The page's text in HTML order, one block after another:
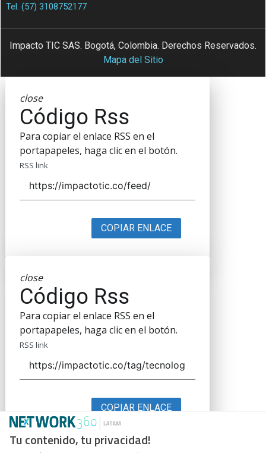
Tu contenido, tu privacidad!
Tel. (57) 3108752177
Impacto TIC SAS. Bogotá, Colombia. Derechos Reservados.
Mapa del Sitio
close
Código Rss
Para copiar el enlace RSS en el
portapapeles, haga clic en el botón.
RSS link
COPIAR ENLACE
close
Código Rss
Para copiar el enlace RSS en el
portapapeles, haga clic en el botón.
RSS link
COPIAR ENLACE